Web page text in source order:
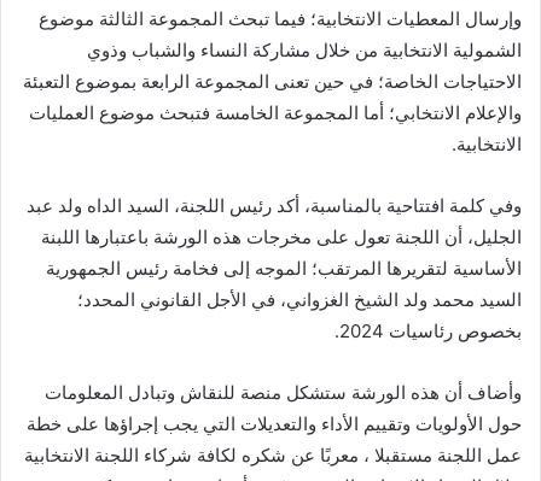
وإرسال المعطيات الانتخابية؛ فيما تبحث المجموعة الثالثة موضوع
الشمولية الانتخابية من خلال مشاركة النساء والشباب وذوي
الاحتياجات الخاصة؛ في حين تعنى المجموعة الرابعة بموضوع التعبئة
والإعلام الانتخابي؛ أما المجموعة الخامسة فتبحث موضوع العمليات
الانتخابية.
‏‎وفي كلمة افتتاحية بالمناسبة، أكد رئيس اللجنة، السيد الداه ولد عبد
الجليل، أن اللجنة تعول على مخرجات هذه الورشة باعتبارها اللبنة
الأساسية لتقريرها المرتقب؛ الموجه إلى فخامة رئيس الجمهورية
السيد محمد ولد الشيخ الغزواني، في الأجل القانوني المحدد؛
بخصوص رئاسيات 2024.
‏‎وأضاف أن هذه الورشة ستشكل منصة للنقاش وتبادل المعلومات
حول الأولويات وتقييم الأداء والتعديلات التي يجب إجراؤها على خطة
عمل اللجنة مستقبلا ، معربًا عن شكره لكافة شركاء اللجنة الانتخابية